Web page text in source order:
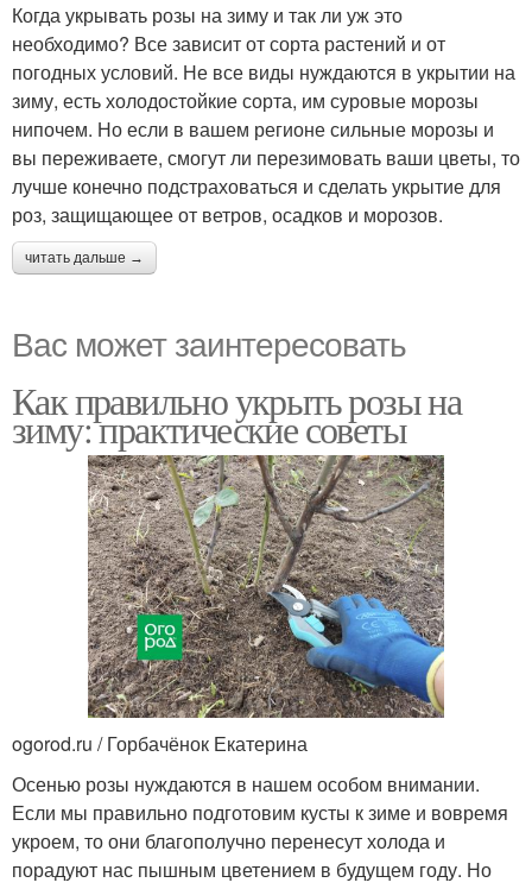
Когда укрывать розы на зиму и так ли уж это
необходимо? Все зависит от сорта растений и от
погодных условий. Не все виды нуждаются в укрытии на
зиму, есть холодостойкие сорта, им суровые морозы
нипочем. Но если в вашем регионе сильные морозы и
вы переживаете, смогут ли перезимовать ваши цветы, то
лучше конечно подстраховаться и сделать укрытие для
роз, защищающее от ветров, осадков и морозов.
читать дальше →
Вас может заинтересовать
Как правильно укрыть розы на
зиму: практические советы
ogorod.ru / Горбачёнок Екатерина
Осенью розы нуждаются в нашем особом внимании.
Если мы правильно подготовим кусты к зиме и вовремя
укроем, то они благополучно перенесут холода и
порадуют нас пышным цветением в будущем году. Но